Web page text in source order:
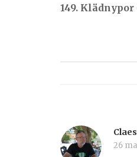
navigation
149. Klädnypor
Claes
26